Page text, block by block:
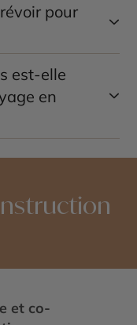
71 visages
nombreuses
les plus
pour
la
ville de Šibenik.
est-elle
en
trésors
et co-